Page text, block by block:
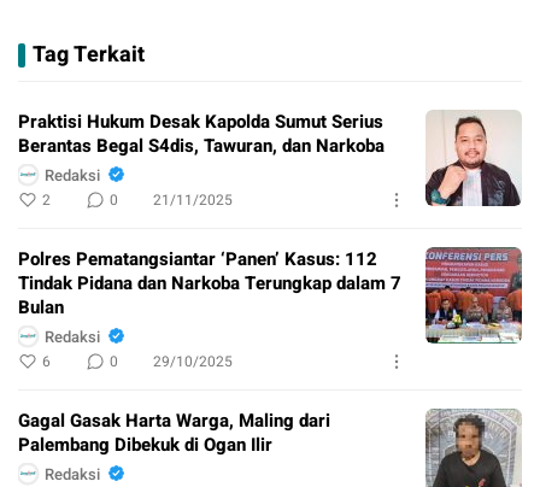
Tag Terkait
Praktisi Hukum Desak Kapolda Sumut Serius
Berantas Begal S4dis, Tawuran, dan Narkoba
Redaksi
2 0 21/11/2025
Polres Pematangsiantar ‘Panen’ Kasus: 112
Tindak Pidana dan Narkoba Terungkap dalam 7
Bulan
Redaksi
6 0 29/10/2025
Gagal Gasak Harta Warga, Maling dari
Palembang Dibekuk di Ogan Ilir ​
Redaksi